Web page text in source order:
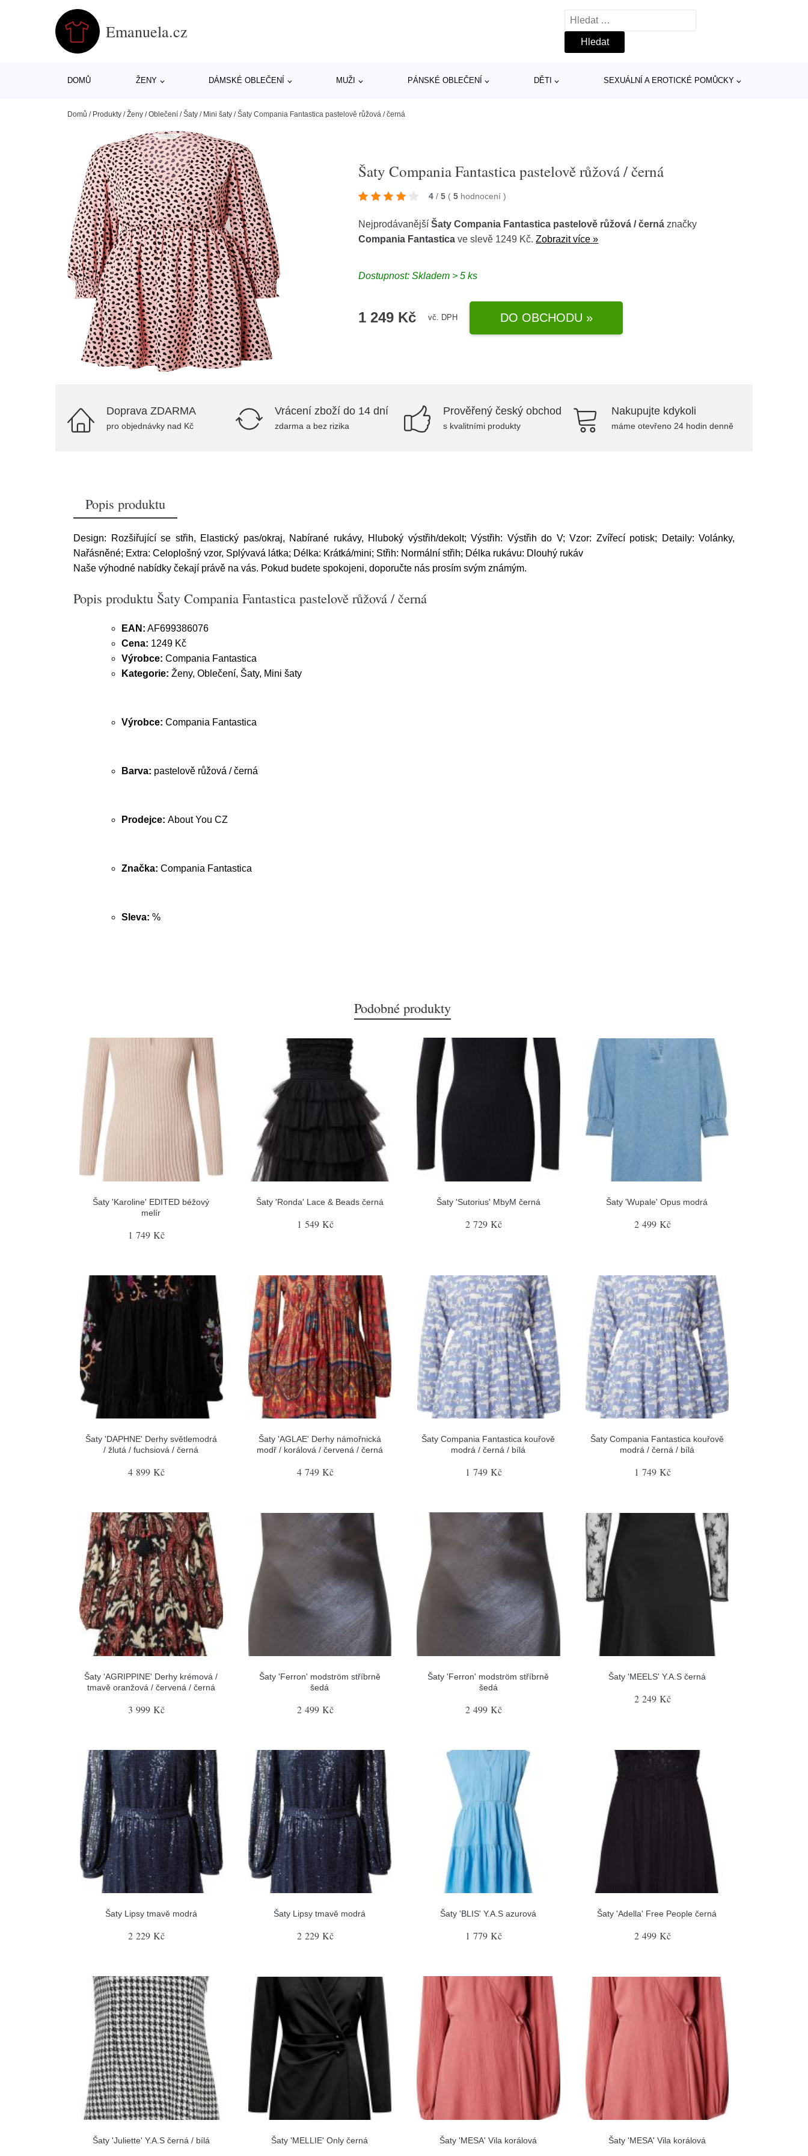
Emanuela.cz
Vyhledávání
DOMŮ ŽENY DÁMSKÉ OBLEČENÍ MUŽI PÁNSKÉ OBLEČENÍ DĚTI SEXUÁLNÍ A EROTICKÉ POMŮCKY
Domů / Produkty /Ženy /Oblečení /Šaty / Mini šaty /Šaty Compania Fantastica pastelově růžová / černá
Šaty Compania Fantastica pastelově růžová / černá
4 / 5 ( 5 hodnocení)
NejprodávanějšíŠaty Compania Fantastica pastelově růžová / černá značky
Compania Fantastica ve slevě 1249 Kč.Zobrazit více »
Dostupnost: Skladem > 5 ks
1 249 Kč vč. DPH DO OBCHODU »
Doprava ZDARMA
pro objednávky nad Kč
Vrácení zboží do 14 dní
zdarma a bez rizika
Prověřený český obchod
s kvalitními produkty
Nakupujte kdykoli
máme otevřeno 24 hodin denně
Popis produktu
Design: Rozšiřující se střih, Elastický pas/okraj, Nabírané rukávy, Hluboký výstřih/dekolt; Výstřih: Výstřih do V; Vzor: Zvířecí potisk; Detaily: Volánky,
Nařásněné; Extra: Celoplošný vzor, Splývavá látka; Délka: Krátká/mini; Střih: Normální střih; Délka rukávu: Dlouhý rukáv
Naše výhodné nabídky čekají právě na vás. Pokud budete spokojeni, doporučte nás prosím svým známým.
Popis produktu Šaty Compania Fantastica pastelově růžová / černá
EAN: AF699386076
Cena: 1249 Kč
Výrobce: Compania Fantastica
Kategorie: Ženy, Oblečení, Šaty, Mini šaty
Výrobce: Compania Fantastica
Barva: pastelově růžová / černá
Prodejce: About You CZ
Značka: Compania Fantastica
Sleva: %
Podobné produkty
Šaty 'Karoline' EDITED béžový
melír
1 749 Kč
Šaty 'Ronda' Lace & Beads černá
1 549 Kč
Šaty 'Sutorius' MbyM černá
2 729 Kč
Šaty 'Wupale' Opus modrá
2 499 Kč
Šaty 'DAPHNE' Derhy světlemodrá
/ žlutá / fuchsiová / černá
4 899 Kč
Šaty 'AGLAE' Derhy námořnická
modř / korálová / červená / černá
4 749 Kč
Šaty Compania Fantastica kouřově
modrá / černá / bílá
1 749 Kč
Šaty Compania Fantastica kouřově
modrá / černá / bílá
1 749 Kč
Šaty 'AGRIPPINE' Derhy krémová /
tmavě oranžová / červená / černá
3 999 Kč
Šaty 'Ferron' modström stříbrně
šedá
2 499 Kč
Šaty 'Ferron' modström stříbrně
šedá
2 499 Kč
Šaty 'MEELS' Y.A.S černá
2 249 Kč
Šaty Lipsy tmavě modrá
2 229 Kč
Šaty Lipsy tmavě modrá
2 229 Kč
Šaty 'BLIS' Y.A.S azurová
1 779 Kč
Šaty 'Adella' Free People černá
2 499 Kč
Šaty 'Juliette' Y.A.S černá / bílá Šaty 'MELLIE' Only černá Šaty 'MESA' Vila korálová Šaty 'MESA' Vila korálová